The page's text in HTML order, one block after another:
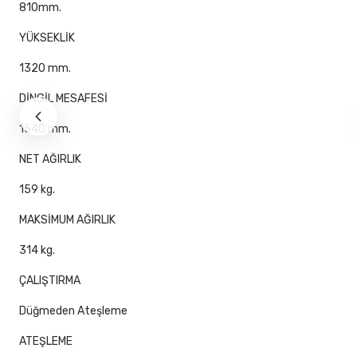
810mm.
YÜKSEKLİK
1320 mm.
DİNGİL MESAFESİ
1540 mm.
NET AĞIRLIK
159 kg.
MAKSİMUM AĞIRLIK
314 kg.
ÇALIŞTIRMA
Düğmeden Ateşleme
ATEŞLEME